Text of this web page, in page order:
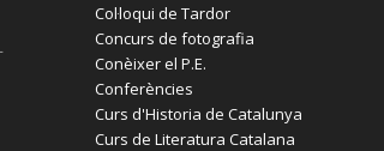
Col·loqui de Tardor
Concurs de fotografia
Conèixer el P.E.
Conferències
Curs d'Historia de Catalunya
Curs de Literatura Catalana